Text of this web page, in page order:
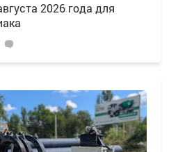
2026 года для